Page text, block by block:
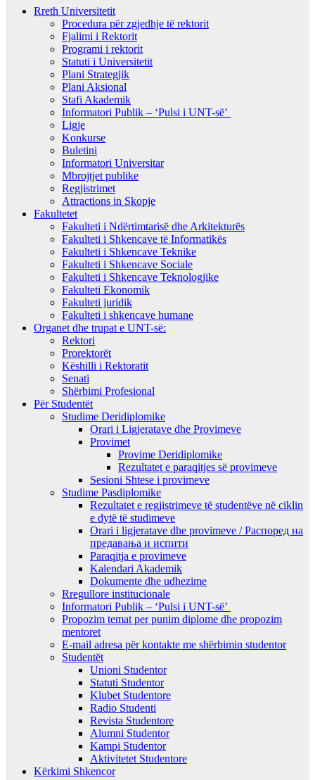
Rreth Universitetit
Procedura për zgjedhje të rektorit
Fjalimi i Rektorit
Programi i rektorit
Statuti i Universitetit
Plani Strategjik
Plani Aksional
Stafi Akademik
Informatori Publik – ‘Pulsi i UNT-së’
Ligje
Konkurse
Buletini
Informatori Universitar
Mbrojtjet publike
Regjistrimet
Attractions in Skopje
Fakultetet
Fakulteti i Ndërtimtarisë dhe Arkitekturës
Fakulteti i Shkencave të Informatikës
Fakulteti i Shkencave Teknike
Fakulteti i Shkencave Sociale
Fakulteti i Shkencave Teknologjike
Fakulteti Ekonomik
Fakulteti juridik
Fakulteti i shkencave humane
Organet dhe trupat e UNT-së:
Rektori
Prorektorët
Këshilli i Rektoratit
Senati
Shërbimi Profesional
Për Studentët
Studime Deridiplomike
Orari i Ligjeratave dhe Provimeve
Provimet
Provime Deridiplomike
Rezultatet e paraqitjes së provimeve
Sesioni Shtese i provimeve
Studime Pasdiplomike
Rezultatet e regjistrimeve të studentëve në ciklin
e dytë të studimeve
Orari i ligjeratave dhe provimeve / Распоред на
предавањa и испити
Paraqitja e provimeve
Kalendari Akademik
Dokumente dhe udhezime
Rregullore institucionale
Informatori Publik – ‘Pulsi i UNT-së’
Propozim temat per punim diplome dhe propozim
mentoret
E-mail adresa për kontakte me shërbimin studentor
Studentët
Unioni Studentor
Statuti Studentor
Klubet Studentore
Radio Studenti
Revista Studentore
Alumni Studentor
Kampi Studentor
Aktivitetet Studentore
Kërkimi Shkencor